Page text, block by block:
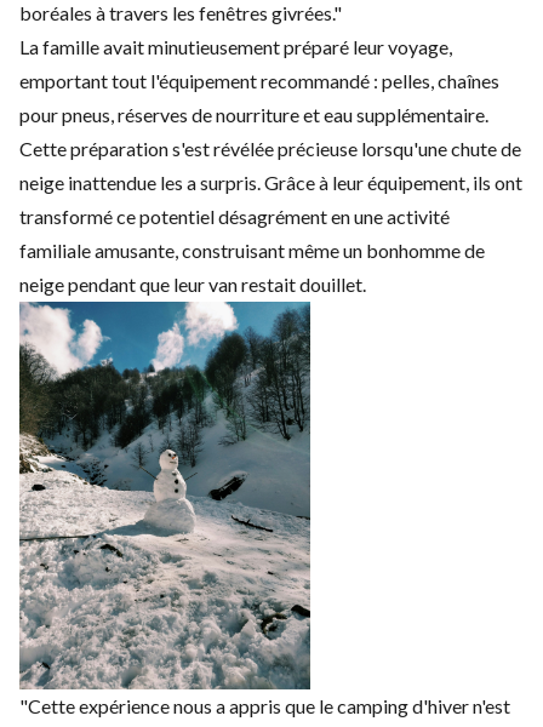
boréales à travers les fenêtres givrées."
La famille avait minutieusement préparé leur voyage,
emportant tout l'équipement recommandé : pelles, chaînes
pour pneus, réserves de nourriture et eau supplémentaire.
Cette préparation s'est révélée précieuse lorsqu'une chute de
neige inattendue les a surpris. Grâce à leur équipement, ils ont
transformé ce potentiel désagrément en une activité
familiale amusante, construisant même un bonhomme de
neige pendant que leur van restait douillet.
"Cette expérience nous a appris que le camping d'hiver n'est